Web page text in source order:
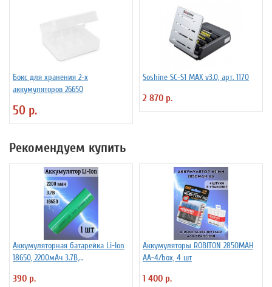
Бокс для хранения 2-х
аккумуляторов 26650
50 р.
Soshine SC-S1 MAX v3.0, арт. 1170
2 870 р.
Рекомендуем купить
Аккумуляторная батарейка Li-Ion
18650, 2200мАч 3.7В,
390 р.
Аккумуляторы ROBITON 2850MAH
AA-4/box, 4 шт
1 400 р.